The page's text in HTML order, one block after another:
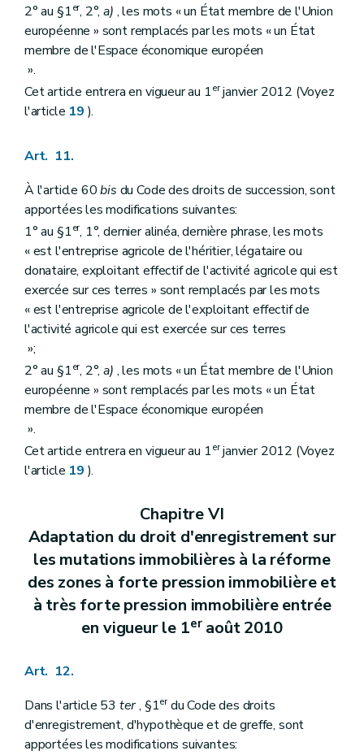
2° au §1er, 2°,a) , les mots « un État membre de l'Union
européenne » sont remplacés par les mots « un État
membre de l'Espace économique européen
».
Cet article entrera en vigueur au 1erjanvier 2012 (Voyez
l'article 19 ).
Art. 11.
À l'article 60bis du Code des droits de succession, sont
apportées les modifications suivantes:
1° au §1er, 1°, dernier alinéa, dernière phrase, les mots
« est l'entreprise agricole de l'héritier, légataire ou
donataire, exploitant effectif de l'activité agricole qui est
exercée sur ces terres » sont remplacés par les mots
« est l'entreprise agricole de l'exploitant effectif de
l'activité agricole qui est exercée sur ces terres
»;
2° au §1er, 2°,a) , les mots « un État membre de l'Union
européenne » sont remplacés par les mots « un État
membre de l'Espace économique européen
».
Cet article entrera en vigueur au 1erjanvier 2012 (Voyez
l'article 19 ).
Chapitre VI
Adaptation du droit d'enregistrement sur
les mutations immobilières à la réforme
des zones à forte pression immobilière et
à très forte pression immobilière entrée
en vigueur le 1eraoût 2010
Art. 12.
Dans l'article 53 ter, §1erdu Code des droits
d'enregistrement, d'hypothèque et de greffe, sont
apportées les modifications suivantes: